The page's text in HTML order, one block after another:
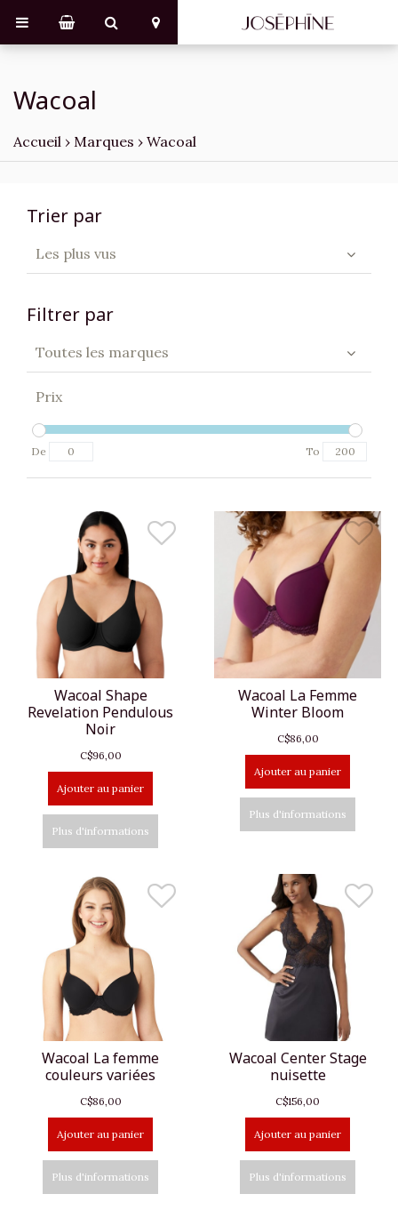
Wacoal
Accueil › Marques › Wacoal
Trier par
Les plus vus
Filtrer par
Toutes les marques
Prix
De To
Wacoal Shape
Revelation Pendulous
Noir
C$96,00
Ajouter au panier
Plus d'informations
Wacoal La Femme
Winter Bloom
C$86,00
Ajouter au panier
Plus d'informations
Wacoal La femme
couleurs variées
C$86,00
Ajouter au panier
Plus d'informations
Wacoal Center Stage
nuisette
C$156,00
Ajouter au panier
Plus d'informations